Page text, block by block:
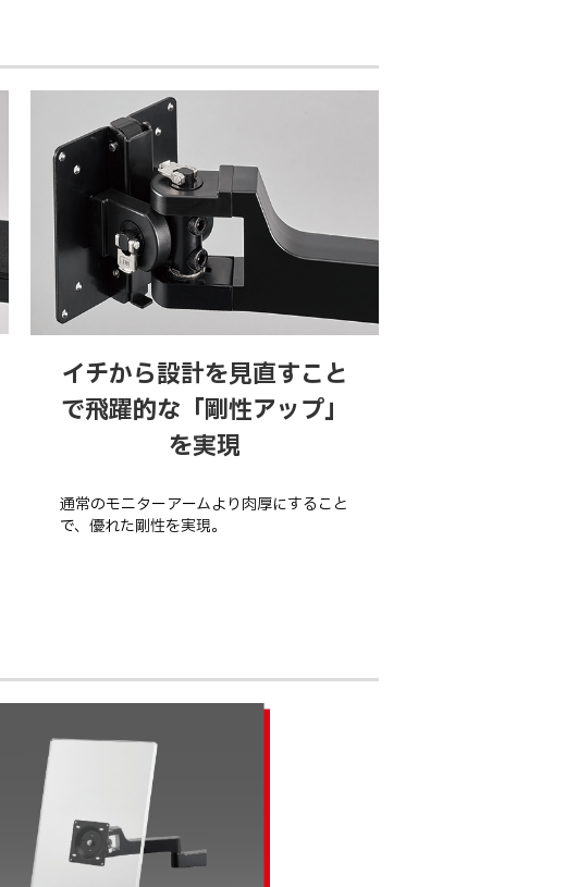
イチから設計を見直すこと
で飛躍的な「剛性アップ」
を実現
通常のモニターアームより肉厚にすること
で、優れた剛性を実現。